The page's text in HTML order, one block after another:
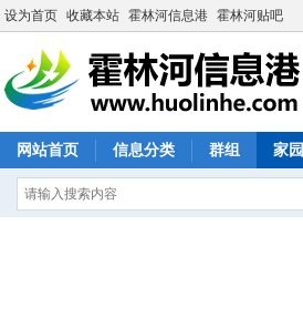
设为首页 收藏本站 霍林河信息港 霍林河贴吧
网站首页 信息分类 群组 家园